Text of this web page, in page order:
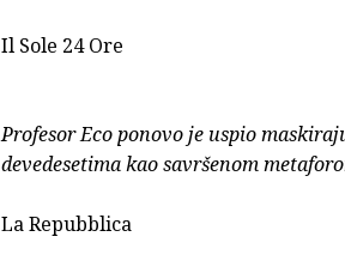
Il Sole 24 Ore
Profesor Eco ponovo je uspio
devedesetima kao savršenom
La Repubblica